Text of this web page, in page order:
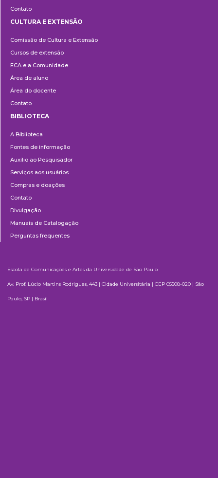
Contato
e
Extensão
CULTURA E EXTENSÃO
Comissão de Cultura e Extensão
Cursos de extensão
ECA e a Comunidade
Área de aluno
Área do docente
Contato
BIBLIOTECA
A Biblioteca
Fontes de informação
Auxílio ao Pesquisador
Serviços aos usuários
Compras e doações
Contato
Divulgação
Manuais de Catalogação
Perguntas frequentes
Escola de Comunicações e Artes da Universidade de São Paulo
Av. Prof. Lúcio Martins Rodrigues, 443 | Cidade Universitária | CEP 05508-020 | São
Paulo, SP | Brasil